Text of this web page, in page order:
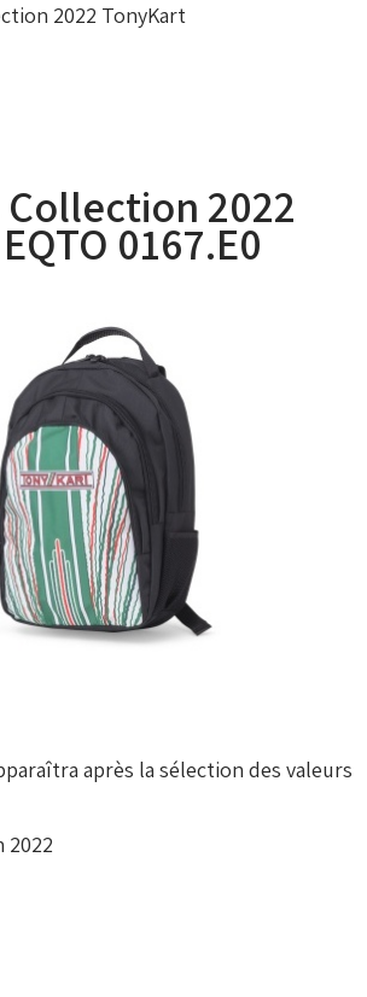
2022 TonyKart
Collection 2022
EQTO 0167.E0
après la sélection des valeurs
2022